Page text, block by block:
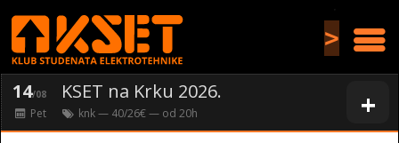
>
+
14/08 KSET na Krku 2026.
Pet knk— 40/26€ — od 20h